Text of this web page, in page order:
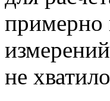
примерно
не